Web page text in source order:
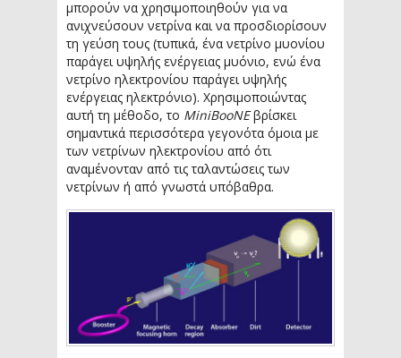
μπορούν να χρησιμοποιηθούν για να
ανιχνεύσουν νετρίνα και να προσδιορίσουν
τη γεύση τους (τυπικά, ένα νετρίνο μυονίου
παράγει υψηλής ενέργειας μυόνιο, ενώ ένα
νετρίνο ηλεκτρονίου παράγει υψηλής
ενέργειας ηλεκτρόνιο). Χρησιμοποιώντας
αυτή τη μέθοδο, το MiniBooNEβρίσκει
σημαντικά περισσότερα γεγονότα όμοια με
των νετρίνων ηλεκτρονίου από ότι
αναμένονταν από τις ταλαντώσεις των
νετρίνων ή από γνωστά υπόβαθρα.